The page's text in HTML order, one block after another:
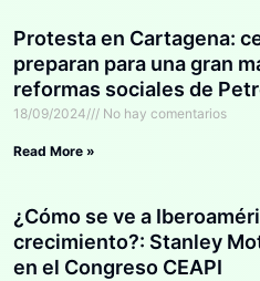
Protesta en Cartagena:
preparan para una gran
reformas sociales de
18/09/2024 No hay comentarios
Read More »
¿Cómo se ve a
crecimiento?: Stanley
en el Congreso CEAPI